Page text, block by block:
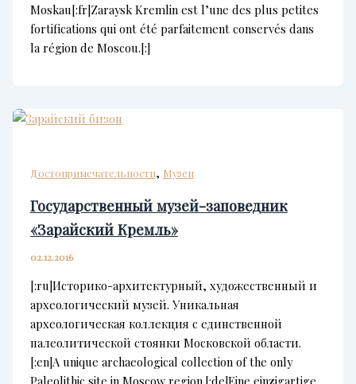
Moskau[:fr]Zaraysk Kremlin est l’une des plus petites
fortifications qui ont été parfaitement conservés dans
la région de Moscou.[:]
Достопримечательности, Музеи
Государственный музей-заповедник
«Зарайский Кремль»
02.12.2016
[:ru]Историко-архитектурный, художественный и
археологический музей. Уникальная
археологическая коллекция с единственной
палеолитической стоянки Московской области.
[:en]A unique archaeological collection of the only
Paleolithic site in Moscow region.[:de]Eine einzigartige